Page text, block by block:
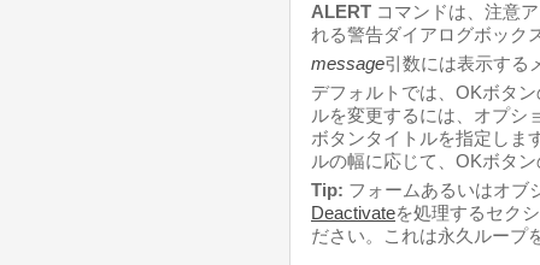
ALERT コマンドは、注意
れる警告ダイアログボック
message引数には表示する
デフォルトでは、OKボタ
ルを変更するには、オプシ
ボタンタイトルを指定しま
ルの幅に応じて、OKボタ
Tip: フォームあるいはオブ
Deactivateを処理するセク
ださい。これは永久ループ